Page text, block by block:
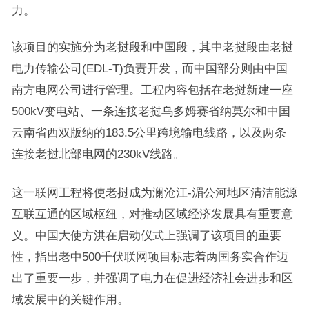
力。
该项目的实施分为老挝段和中国段，其中老挝段由老挝
电力传输公司(EDL-T)负责开发，而中国部分则由中国
南方电网公司进行管理。工程内容包括在老挝新建一座
500kV变电站、一条连接老挝乌多姆赛省纳莫尔和中国
云南省西双版纳的183.5公里跨境输电线路，以及两条
连接老挝北部电网的230kV线路。
这一联网工程将使老挝成为澜沧江-湄公河地区清洁能源
互联互通的区域枢纽，对推动区域经济发展具有重要意
义。中国大使方洪在启动仪式上强调了该项目的重要
性，指出老中500千伏联网项目标志着两国务实合作迈
出了重要一步，并强调了电力在促进经济社会进步和区
域发展中的关键作用。